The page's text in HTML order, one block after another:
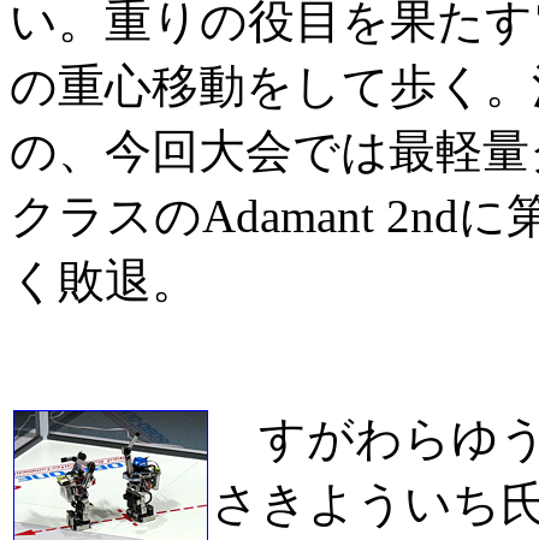
い。重りの役目を果た
の重心移動をして歩く
の、今回大会では最軽
クラスのAdamant 2nd
く敗退。
すがわらゆ
さきよういち